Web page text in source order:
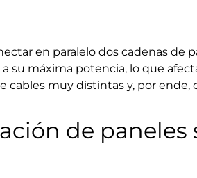
en paralelo dos cadenas de
su máxima potencia, lo que
muy distintas y, por ende,
de